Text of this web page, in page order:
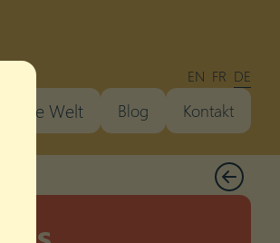
EN FR DE
Unsere Welt Blog Kontakt